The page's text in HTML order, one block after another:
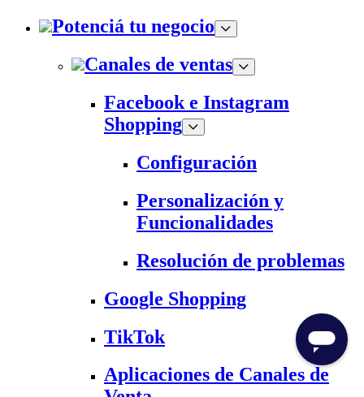
Potenciá tu negocio
Canales de ventas
Facebook e Instagram
Shopping
Configuración
Personalización y
Funcionalidades
Resolución de problemas
Google Shopping
TikTok
Aplicaciones de Canales de